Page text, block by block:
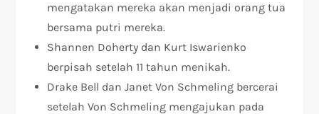
mengatakan mereka akan menjadi orang tua
bersama putri mereka.
Shannen Doherty dan Kurt Iswarienko
berpisah setelah 11 tahun menikah.
Drake Bell dan Janet Von Schmeling bercerai
setelah Von Schmeling mengajukan pada